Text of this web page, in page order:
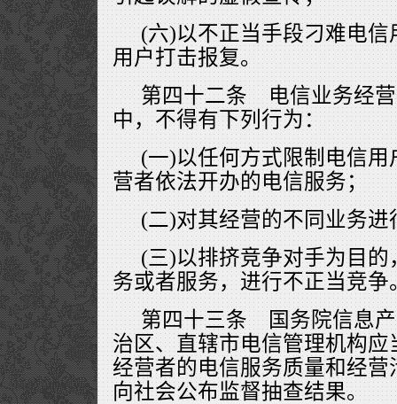
(六)以不正当手段刁难电
用户打击报复。
第四十二条 电信业务经
中，不得有下列行为：
(一)以任何方式限制电信
营者依法开办的电信服务；
(二)对其经营的不同业务
(三)以排挤竞争对手为目
务或者服务，进行不正当竞争
第四十三条 国务院信息
治区、直辖市电信管理机构
经营者的电信服务质量和经
向社会公布监督抽查结果。